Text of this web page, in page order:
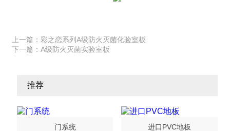
上一篇： 彩之恋系列A级防火灭菌化验室板
下一篇： A级防火灭菌实验室板
推荐
门系统
进口PVC地板